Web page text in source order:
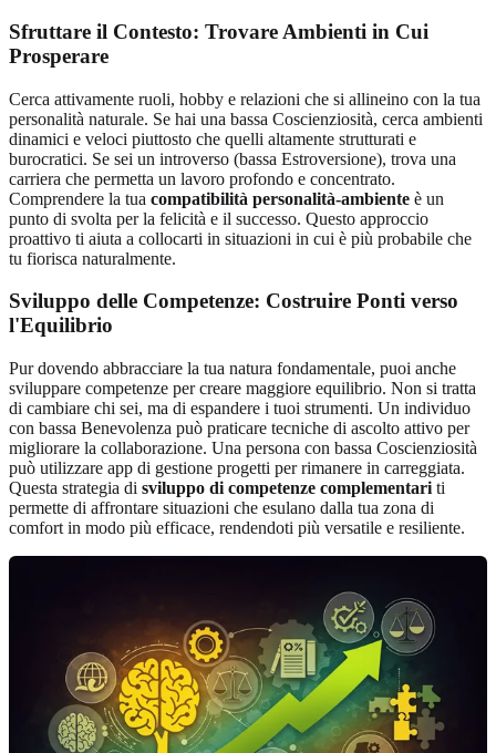
Sfruttare il Contesto: Trovare Ambienti in Cui
Prosperare
Cerca attivamente ruoli, hobby e relazioni che si allineino con la tua
personalità naturale. Se hai una bassa Coscienziosità, cerca ambienti
dinamici e veloci piuttosto che quelli altamente strutturati e
burocratici. Se sei un introverso (bassa Estroversione), trova una
carriera che permetta un lavoro profondo e concentrato.
Comprendere la tua compatibilità personalità-ambiente è un
punto di svolta per la felicità e il successo. Questo approccio
proattivo ti aiuta a collocarti in situazioni in cui è più probabile che
tu fiorisca naturalmente.
Sviluppo delle Competenze: Costruire Ponti verso
l'Equilibrio
Pur dovendo abbracciare la tua natura fondamentale, puoi anche
sviluppare competenze per creare maggiore equilibrio. Non si tratta
di cambiare chi sei, ma di espandere i tuoi strumenti. Un individuo
con bassa Benevolenza può praticare tecniche di ascolto attivo per
migliorare la collaborazione. Una persona con bassa Coscienziosità
può utilizzare app di gestione progetti per rimanere in carreggiata.
Questa strategia di sviluppo di competenze complementari ti
permette di affrontare situazioni che esulano dalla tua zona di
comfort in modo più efficace, rendendoti più versatile e resiliente.